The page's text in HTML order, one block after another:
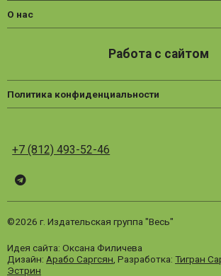
О нас
Работа с сайтом
Политика конфиденциальности
+7 (812) 493-52-46
Telegram
©2026 г. Издательская группа "Весь"
Идея сайта: Оксана Филичева
Дизайн: Арабо Саргсян , Разработка: Тигран
Эстрин